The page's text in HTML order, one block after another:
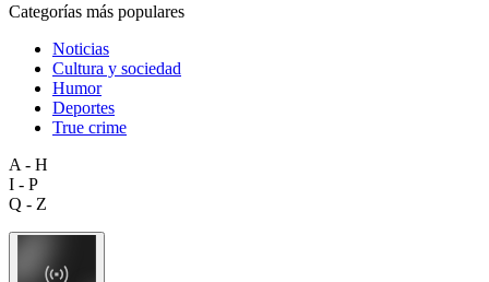
Categorías más populares
Noticias
Cultura y sociedad
Humor
Deportes
True crime
A - H
I - P
Q - Z